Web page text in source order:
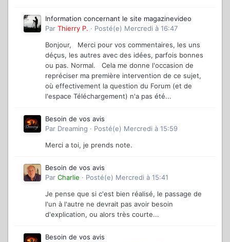
Information concernant le site magazinevideo
Par Thierry P. · Posté(e) Mercredi à 16:47
Bonjour, Merci pour vos commentaires, les uns
déçus, les autres avec des idées, parfois bonnes
ou pas. Normal. Cela me donne l'occasion de
repréciser ma première intervention de ce sujet,
où effectivement la question du Forum (et de
l'espace Téléchargement) n'a pas été...
Besoin de vos avis
Par Dreaming · Posté(e) Mercredi à 15:59
Merci a toi, je prends note.
Besoin de vos avis
Par Charlie · Posté(e) Mercredi à 15:41
Je pense que si c'est bien réalisé, le passage de
l'un à l'autre ne devrait pas avoir besoin
d'explication, ou alors très courte...
Besoin de vos avis